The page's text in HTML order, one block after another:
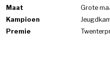
Maat
Grote
Kampioen
Premie